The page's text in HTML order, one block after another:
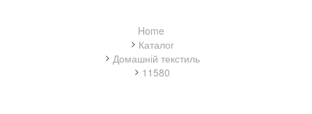
Home
Каталог
домашній текстиль
11580